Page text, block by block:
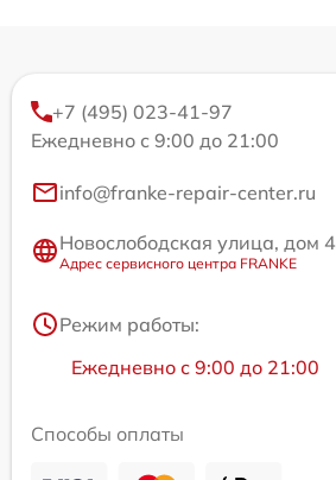
+7 (495) 023-41-97
Ежедневно с 9:00 до 21:00
info@franke-repair-center.ru
Новослободская улица, дом 4
Адрес сервисного центра FRANKE
Режим работы:
Ежедневно с 9:00 до 21:00
Способы оплаты